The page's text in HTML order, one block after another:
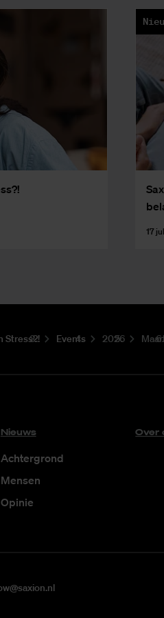
17
Stress?! Events 2026
Nieuws
Achtergrond
Mensen
Opinie
Over